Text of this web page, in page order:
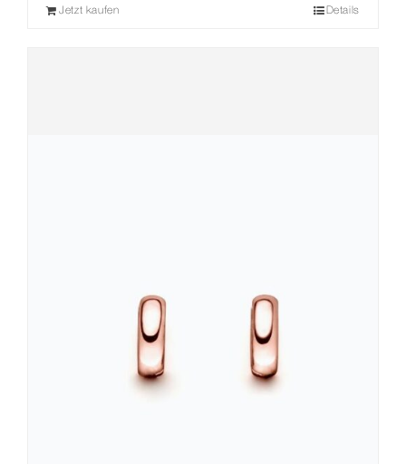
Jetzt kaufen Details